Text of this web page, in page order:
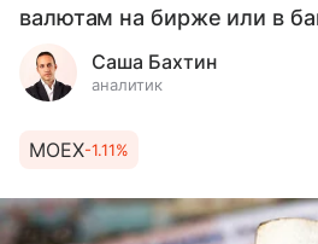
валютам на бирже или в
Саша Бахтин
аналитик
MOEX-1.11%